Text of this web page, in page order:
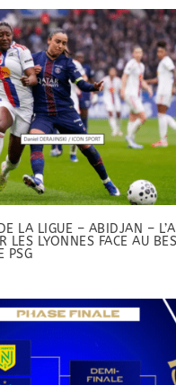
LA LIGUE – ABIDJAN –
LES LYONNES FACE AU
PSG